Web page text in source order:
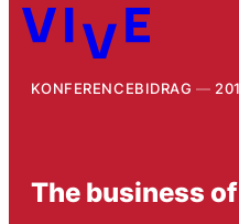
KONFERENCEBIDRAG
The business